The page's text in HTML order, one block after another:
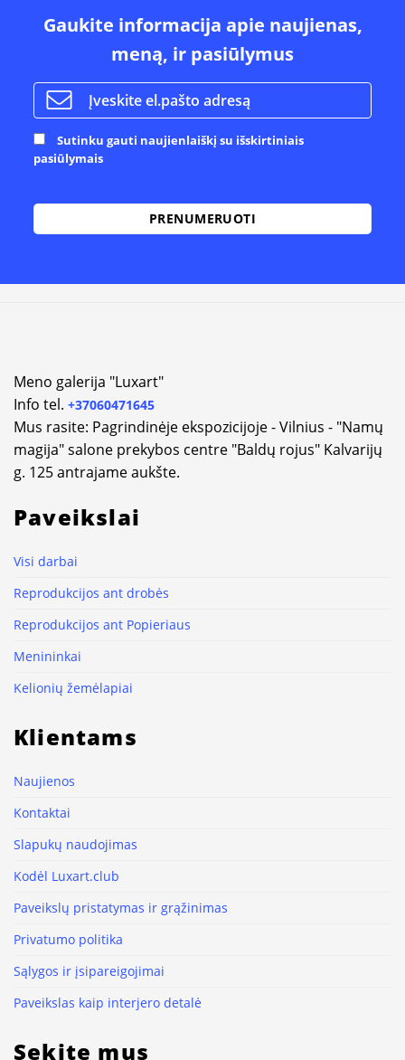
Gaukite informacija apie naujienas,
meną, ir pasiūlymus
Sutinku gauti naujienlaiškį su išskirtiniais
pasiūlymais
Meno galerija "Luxart"
Info tel. +37060471645
Mus rasite: Pagrindinėje ekspozicijoje - Vilnius - "Namų
magija" salone prekybos centre "Baldų rojus" Kalvarijų
g. 125 antrajame aukšte.
Paveikslai
Visi darbai
Reprodukcijos ant drobės
Reprodukcijos ant Popieriaus
Menininkai
Kelionių žemėlapiai
Klientams
Naujienos
Kontaktai
Slapukų naudojimas
Kodėl Luxart.club
Paveikslų pristatymas ir grąžinimas
Privatumo politika
Sąlygos ir įsipareigojimai
Paveikslas kaip interjero detalė
Sekite mus